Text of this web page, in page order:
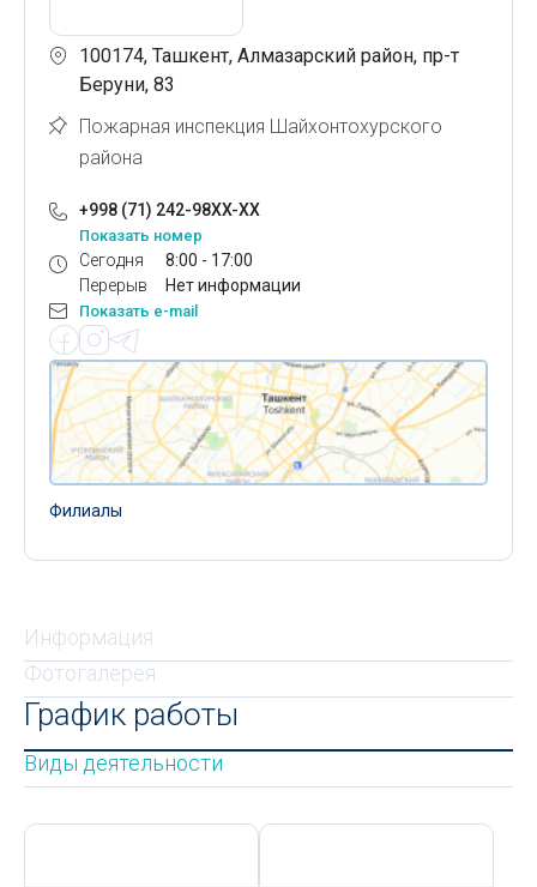
100174, Ташкент, Алмазарский район, пр-т
Беруни, 83
Пожарная инспекция Шайхонтохурского
района
+998 (71) 242-98XX-XX
Показать номер
Сегодня
Перерыв
8:00 - 17:00
Нет информации
Показать e-mail
Филиалы
Информация
Фотогалерея
График работы
Виды деятельности